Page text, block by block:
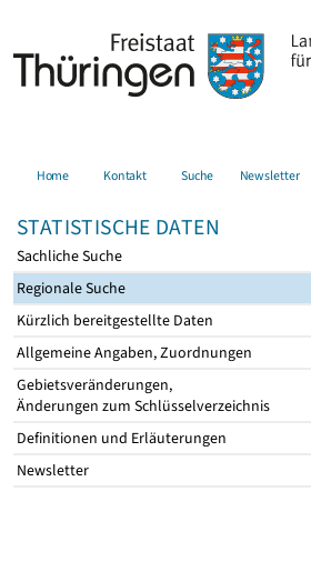
Home Kontakt Suche Newsletter
STATISTISCHE DATEN
Sachliche Suche
Regionale Suche
Kürzlich bereitgestellte Daten
Allgemeine Angaben, Zuordnungen
Gebietsveränderungen,
Änderungen zum Schlüsselverzeichnis
Definitionen und Erläuterungen
Newsletter